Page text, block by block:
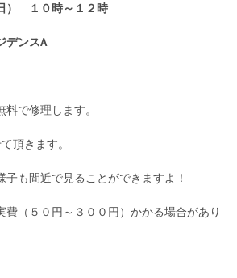
） １０時～１２時
デンスA
で修理します。
頂きます。
も間近で見ることができますよ！
（５０円～３００円）かかる場合があり